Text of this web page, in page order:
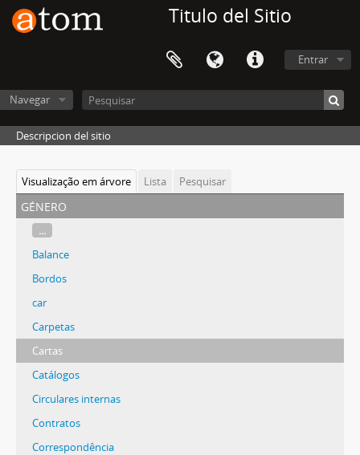
Titulo del Sitio
Entrar
Navegar
Descripcion del sitio
Visualização em árvore Lista Pesquisar
género
...
Balance
Bordos
car
Carpetas
Cartas
Catálogos
Circulares internas
Contratos
Correspondência